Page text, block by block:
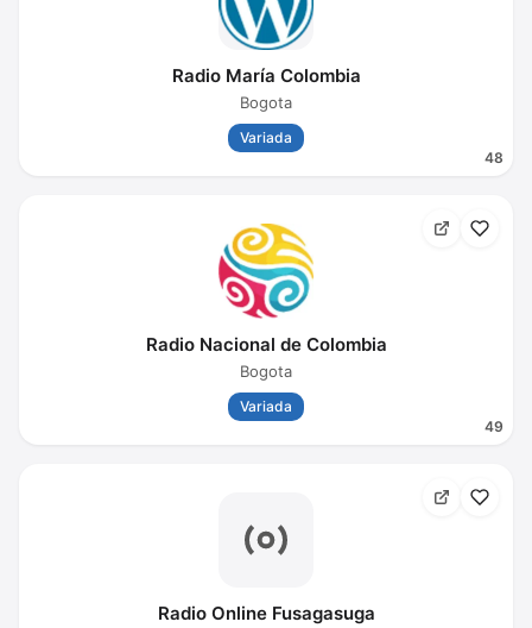
48
Radio María Colombia
Bogota
Variada
49
Radio Nacional de Colombia
Bogota
Variada
Radio Online Fusagasuga